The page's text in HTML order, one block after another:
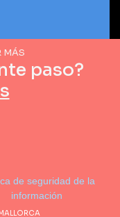
MÁS
paso?
de seguridad de la
información